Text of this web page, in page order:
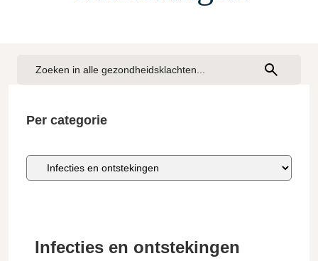
Vind
Vind
uw
Per categorie
Infecties en ontstekingen